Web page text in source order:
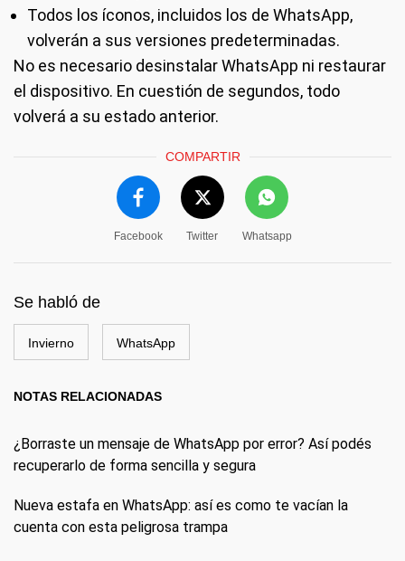
Todos los íconos, incluidos los de WhatsApp,
volverán a sus versiones predeterminadas.
No es necesario desinstalar WhatsApp ni restaurar
el dispositivo. En cuestión de segundos, todo
volverá a su estado anterior.
COMPARTIR
Facebook Twitter Whatsapp
Se habló de
Invierno WhatsApp
NOTAS RELACIONADAS
¿Borraste un mensaje de WhatsApp por error? Así podés
recuperarlo de forma sencilla y segura
Nueva estafa en WhatsApp: así es como te vacían la
cuenta con esta peligrosa trampa